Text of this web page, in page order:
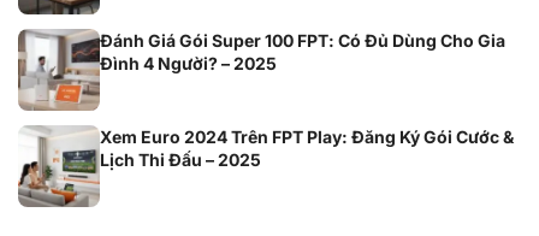
Đánh Giá Gói Super 100 FPT: Có Đủ Dùng Cho Gia
Đình 4 Người? – 2025
Xem Euro 2024 Trên FPT Play: Đăng Ký Gói Cước &
Lịch Thi Đấu – 2025